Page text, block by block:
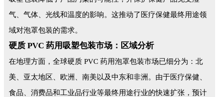
气、气体、光线和温度的影响。这推动了医疗保健最终用途领
域对泡罩包装的需求。
硬质 PVC 药用吸塑包装市场：区域分析
在地理方面，全球硬质 PVC 药用泡罩包装市场已细分为：北
美、亚太地区、欧洲、南美以及中东和非洲。由于医疗保健、
食品、消费品和工业品行业等最终用途行业的快速扩张，预计